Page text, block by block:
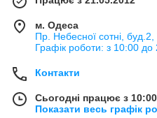
м. Одеса
Пр. Небесної сотні,
Графік роботи: з 10:00
Контакти
Сьогодні працює з
Показати весь графік